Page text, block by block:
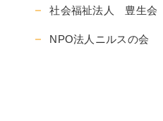
社会福祉法人 豊生会
NPO法人ニルスの会